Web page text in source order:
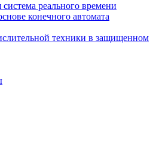
реального времени
конечного автомата
техники в защищенном